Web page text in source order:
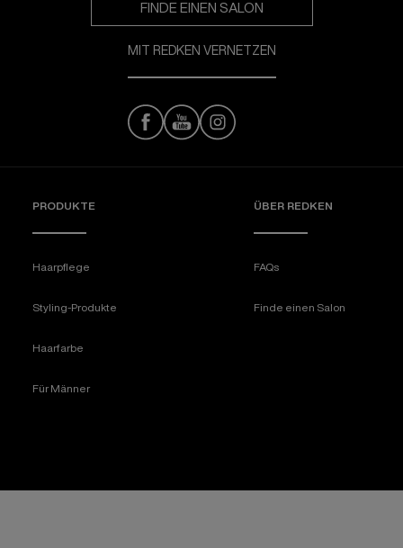
FINDE EINEN SALON
MIT REDKEN VERNETZEN
PRODUKTE
Haarpflege
Styling-Produkte
Haarfarbe
Für Männer
ÜBER REDKEN​
FAQs
Finde einen Salon